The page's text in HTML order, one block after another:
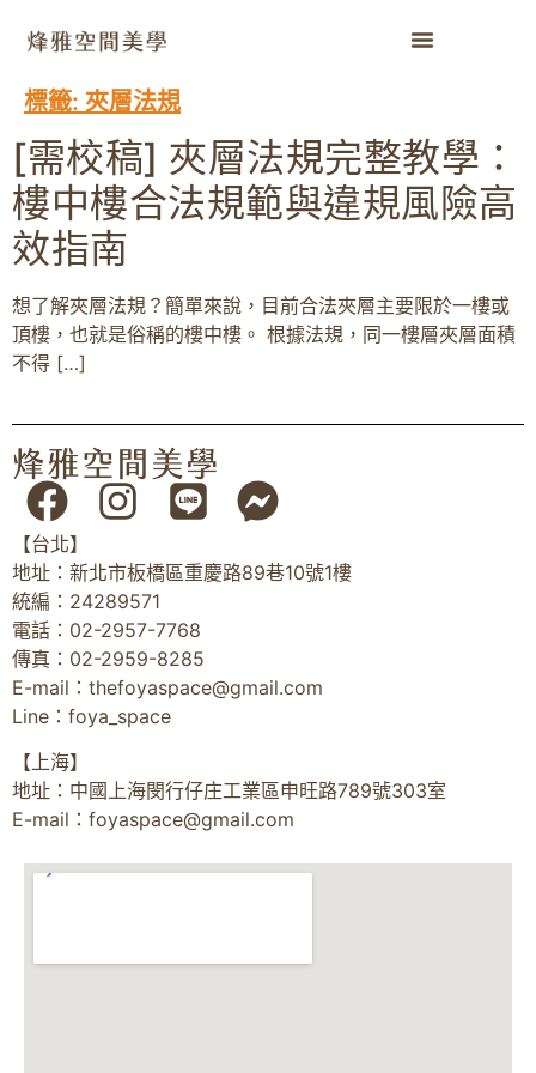
標籤: 夾層法規
[需校稿] 夾層法規完整教學：
樓中樓合法規範與違規風險高
效指南
想了解夾層法規？簡單來說，目前合法夾層主要限於一樓或
頂樓，也就是俗稱的樓中樓。 根據法規，同一樓層夾層面積
不得 […]
【台北】
地址：新北市板橋區重慶路89巷10號1樓
統編：24289571
電話：02-2957-7768
傳真：02-2959-8285
E-mail： thefoyaspace@gmail.com
Line：foya_space
【上海】
地址：中國上海閔行仔庄工業區申旺路789號303室
E-mail： foyaspace@gmail.com